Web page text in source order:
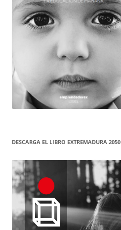
DESCARGA EL LIBRO EXTREMADURA 2050